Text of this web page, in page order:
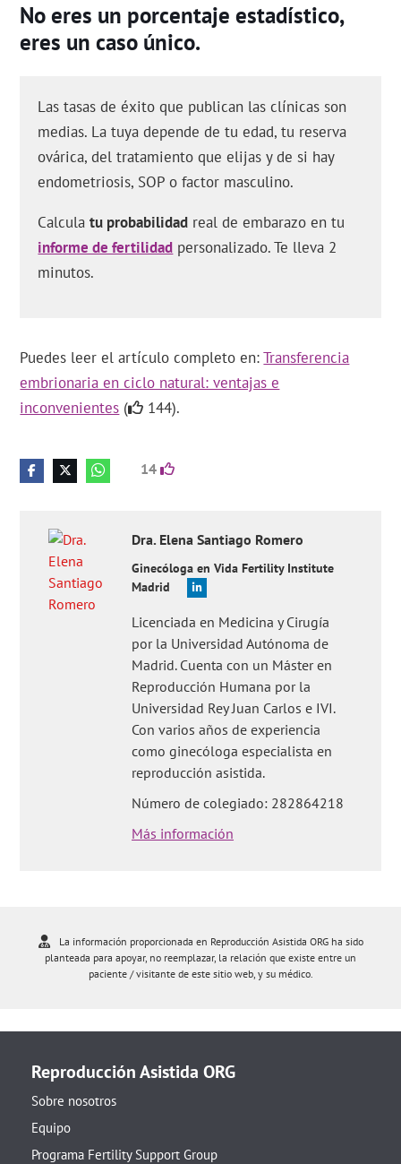
No eres un porcentaje estadístico,
eres un caso único.
Las tasas de éxito que publican las clínicas son
medias. La tuya depende de tu edad, tu reserva
ovárica, del tratamiento que elijas y de si hay
endometriosis, SOP o factor masculino.
Calculatu probabilidad real de embarazo en tu
informe de fertilidad personalizado. Te lleva 2
minutos.
Puedes leer el artículo completo en:Transferencia
embrionaria en ciclo natural: ventajas e
inconvenientes ( 144).
14
Dra. Elena Santiago Romero
Ginecóloga en Vida Fertility Institute
Madrid
Licenciada en Medicina y Cirugía
por la Universidad Autónoma de
Madrid. Cuenta con un Máster en
Reproducción Humana por la
Universidad Rey Juan Carlos e IVI.
Con varios años de experiencia
como ginecóloga especialista en
reproducción asistida.
Número de colegiado: 282864218
Más información
La información proporcionada en Reproducción Asistida ORG ha sido
planteada para apoyar, no reemplazar, la relación que existe entre un
paciente / visitante de este sitio web, y su médico.
Reproducción Asistida ORG
Sobre nosotros
Equipo
Programa Fertility Support Group